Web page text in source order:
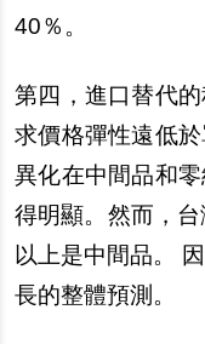
40％。
第四，進口替代
求價格彈性遠低
異化在中間品和
得明顯。然而，
以上是中間品。
長的整體預測。